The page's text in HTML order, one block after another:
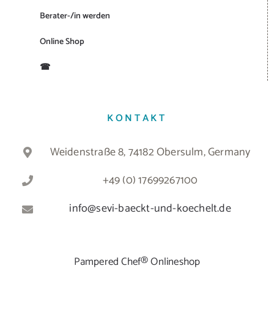
Berater-/in werden
Online Shop
☎
KONTAKT
Weidenstraße 8, 74182 Obersulm, Germany
+49 (0) 17699267100
info@sevi-baeckt-und-koechelt.de
Pampered Chef® Onlineshop